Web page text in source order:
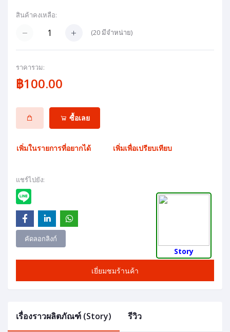
สินค้าคงเหลือ:
(20มีจำหน่าย)
ราคารวม:
฿100.00
ซื้อเลย
เพิ่มในรายการที่อยากได้ เพิ่มเพื่อเปรียบเทียบ
แชร์ไปยัง:
คัดลอกลิงก์
เยี่ยมชมร้านค้า
Story
เรื่องราวผลิตภัณฑ์ (Story) รีวิว